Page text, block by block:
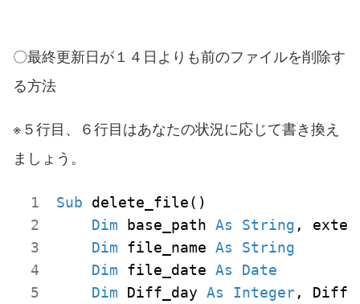
〇最終更新日が１４日よりも前のファイルを削除す
る方法
※５行目、６行目はあなたの状況に応じて書き換え
ましょう。
Sub delete_file()
Dim base_path As String ,
Dim file_name As
String
Dim file_date As
Date
Dim Diff_day As Integer,